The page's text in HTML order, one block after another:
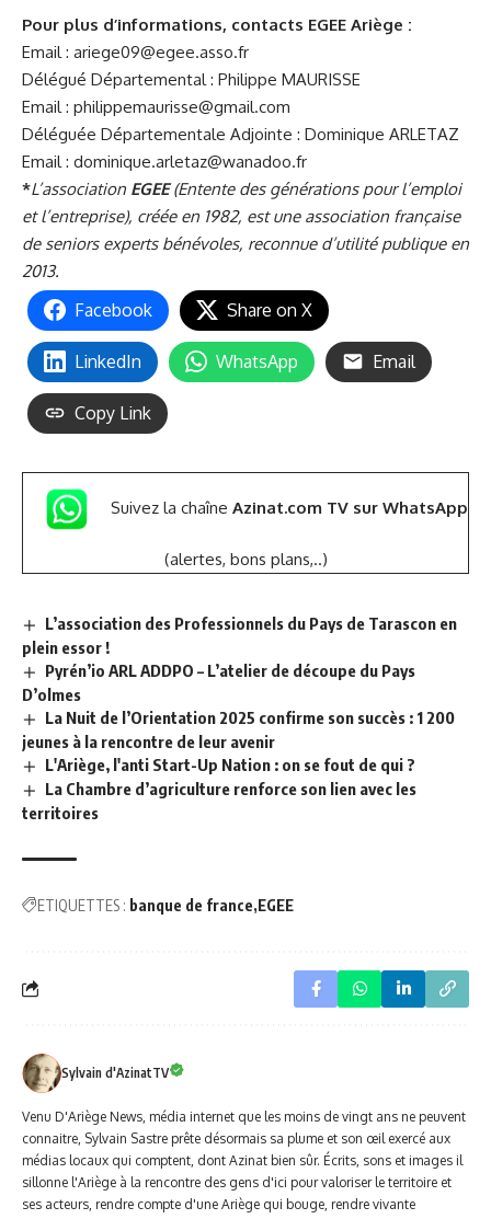
Pour plus d’informations, contacts EGEE Ariège :
Email : ariege09@egee.asso.fr
Délégué Départemental : Philippe MAURISSE
Email : philippemaurisse@gmail.com
Déléguée Départementale Adjointe : Dominique ARLETAZ
Email : dominique.arletaz@wanadoo.fr
*L’association EGEE(Entente des générations pour l’emploi
et l’entreprise), créée en 1982, est une association française
de seniors experts bénévoles, reconnue d’utilité publique en
2013.
Facebook Share on X
LinkedIn WhatsApp Email
Copy Link
Suivez la chaîne Azinat.com TV sur WhatsApp
(alertes, bons plans,..)
L’association des Professionnels du Pays de Tarascon en
plein essor !
Pyrén’io ARL ADDPO – L’atelier de découpe du Pays
D’olmes
La Nuit de l’Orientation 2025 confirme son succès : 1 200
jeunes à la rencontre de leur avenir
L'Ariège, l'anti Start-Up Nation : on se fout de qui ?
La Chambre d’agriculture renforce son lien avec les
territoires
ETIQUETTES : banque de france EGEE
Sylvain d'AzinatTV
Venu D'Ariège News, média internet que les moins de vingt ans ne peuvent
connaitre, Sylvain Sastre prête désormais sa plume et son œil exercé aux
médias locaux qui comptent, dont Azinat bien sûr. Écrits, sons et images il
sillonne l'Ariège à la rencontre des gens d'ici pour valoriser le territoire et
ses acteurs, rendre compte d'une Ariège qui bouge, rendre vivante